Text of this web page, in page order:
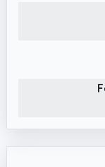
integrado
puede
tiempo. El
compatible
8/8 plus,
/ S10 + /